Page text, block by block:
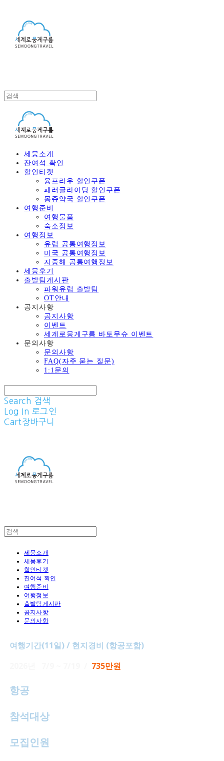
세뭉소개
잔여석 확인
할인티켓
융프라우 할인쿠폰
페러글라이딩 할인쿠폰
몽쥬약국 할인쿠폰
여행준비
여행물품
숙소정보
여행정보
유럽 공통여행정보
미국 공통여행정보
지중해 공통여행정보
세뭉후기
출발팀게시판
파워유럽 출발팀
OT안내
공지사항
공지사항
이벤트
세계로뭉게구름 바토무슈 이벤트
문의사항
문의사항
FAQ(자주 묻는 질문)
1:1문의
Search 검색
Log In 로그인
Cart장바구니
세뭉소개
세뭉후기
할인티켓
잔여석 확인
여행준비
여행정보
출발팀게시판
공지사항
문의사항
여행기간(11일) / 현지경비 (항공포함)
735만원
항공
참석대상
모집인원